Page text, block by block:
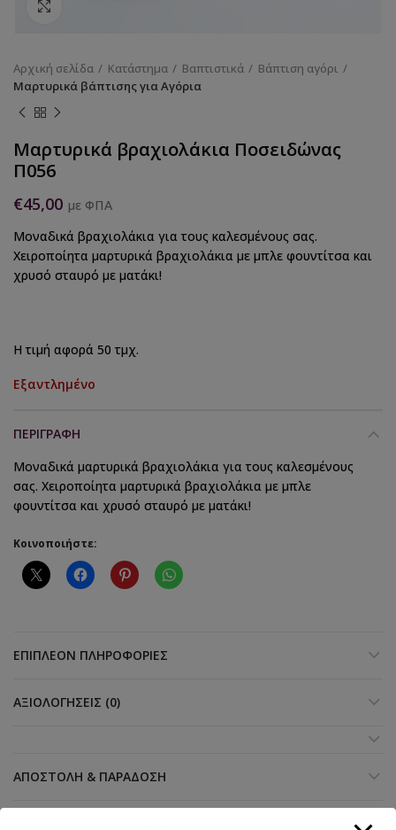
Αρχική σελίδα Κατάστημα Βαπτιστικά
Βάπτιση αγόρι
Μαρτυρικά βάπτισης για Αγόρια
Μαρτυρικά βραχιολάκια Ποσειδώνας
Π056
€45,00 με ΦΠΑ
Μοναδικά βραχιολάκια για τους καλεσμένους σας.
Χειροποίητα μαρτυρικά βραχιολάκια με μπλε φουντίτσα και
χρυσό σταυρό με ματάκι!
Η τιμή αφορά 50 τμχ.
Εξαντλημένο
ΠΕΡΙΓΡΑΦΉ
Μοναδικά μαρτυρικά βραχιολάκια για τους καλεσμένους
σας. Χειροποίητα μαρτυρικά βραχιολάκια με μπλε
φουντίτσα και χρυσό σταυρό με ματάκι!
Κοινοποιήστε:
ΕΠΙΠΛΈΟΝ ΠΛΗΡΟΦΟΡΊΕΣ
ΑΞΙΟΛΟΓΉΣΕΙΣ (0)
ΑΠΟΣΤΟΛΉ & ΠΑΡΆΔΟΣΗ